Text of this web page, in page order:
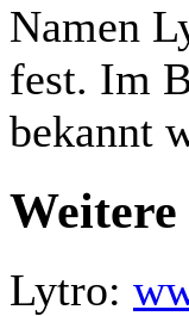
Namen
fest. Im
bekannt
Lytro: